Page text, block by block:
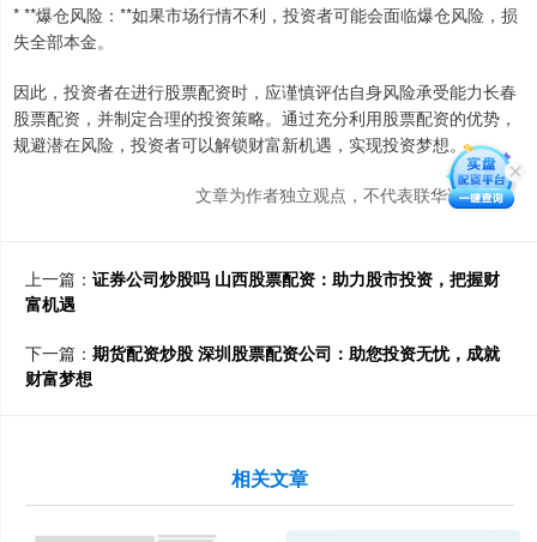
* **爆仓风险：**如果市场行情不利，投资者可能会面临爆仓风险，损
失全部本金。
因此，投资者在进行股票配资时，应谨慎评估自身风险承受能力长春
股票配资，并制定合理的投资策略。通过充分利用股票配资的优势，
规避潜在风险，投资者可以解锁财富新机遇，实现投资梦想。
文章为作者独立观点，不代表联华证券观点
上一篇： 证券公司炒股吗 山西股票配资：助力股市投资，把握财
富机遇
下一篇： 期货配资炒股 深圳股票配资公司：助您投资无忧，成就
财富梦想
相关文章